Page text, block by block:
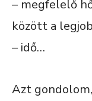
– megfelelő
között a
– idő…
Azt